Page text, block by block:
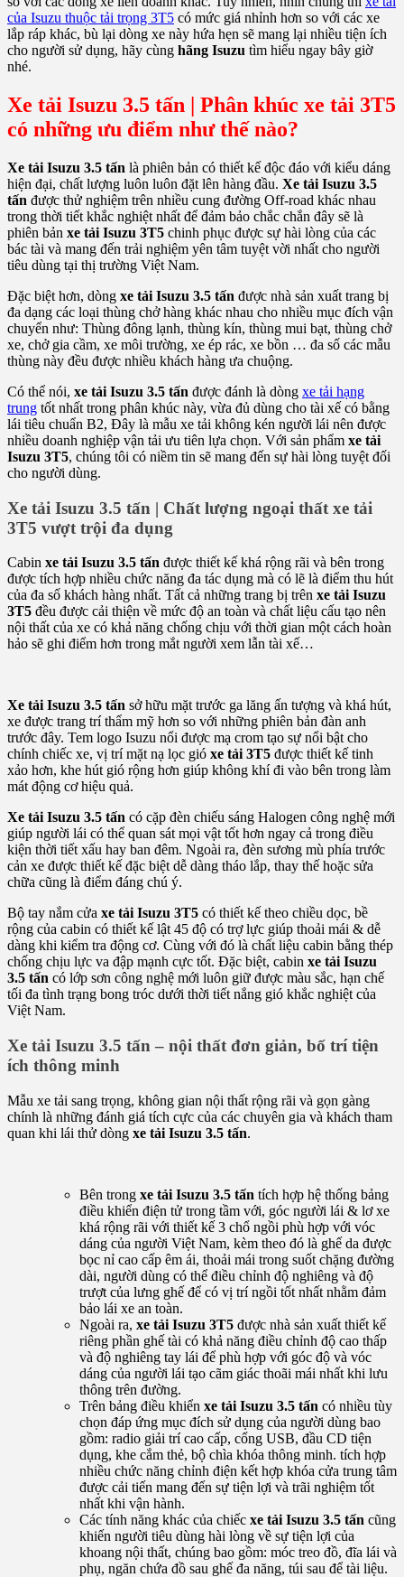
của Isuzu thuộc tải trọng 3T5 có mức giá nhỉnh hơn so với các xe
lắp ráp khác, bù lại dòng xe này hứa hẹn sẽ mang lại nhiều tiện ích
cho người sử dụng, hãy cùng hãng Isuzu tìm hiểu ngay bây giờ
nhé.
Xe tải Isuzu 3.5 tấn | Phân khúc xe tải 3T5
có những ưu điểm như thế nào?
Xe tải Isuzu 3.5 tấn là phiên bản có thiết kế độc đáo với kiểu dáng
hiện đại, chất lượng luôn luôn đặt lên hàng đầu. Xe tải Isuzu 3.5
tấn được thử nghiệm trên nhiều cung đường Off-road khác nhau
trong thời tiết khắc nghiệt nhất để đảm bảo chắc chắn đây sẽ là
phiên bản xe tải Isuzu 3T5 chinh phục được sự hài lòng của các
bác tài và mang đến trải nghiệm yên tâm tuyệt vời nhất cho người
tiêu dùng tại thị trường Việt Nam.
Đặc biệt hơn, dòng xe tải Isuzu 3.5 tấn được nhà sản xuất trang bị
đa dạng các loại thùng chở hàng khác nhau cho nhiều mục đích vận
chuyển như: Thùng đông lạnh, thùng kín, thùng mui bạt, thùng chở
xe, chở gia cầm, xe môi trường, xe ép rác, xe bồn … đa số các mẫu
thùng này đều được nhiều khách hàng ưa chuộng.
Có thể nói, xe tải Isuzu 3.5 tấn được đánh là dòng xe tải hạng
trung tốt nhất trong phân khúc này, vừa đủ dùng cho tài xế có bằng
lái tiêu chuẩn B2, Đây là mẫu xe tải không kén người lái nên được
nhiều doanh nghiệp vận tải ưu tiên lựa chọn. Với sản phẩm xe tải
Isuzu 3T5, chúng tôi có niềm tin sẽ mang đến sự hài lòng tuyệt đối
cho người dùng.
Xe tải Isuzu 3.5 tấn | Chất lượng ngoại thất xe tải
3T5 vượt trội đa dụng
Cabin xe tải Isuzu 3.5 tấn được thiết kế khá rộng rãi và bên trong
được tích hợp nhiều chức năng đa tác dụng mà có lẽ là điểm thu hút
của đa số khách hàng nhất. Tất cả những trang bị trên xe tải Isuzu
3T5 đều được cải thiện về mức độ an toàn và chất liệu cấu tạo nên
nội thất của xe có khả năng chống chịu với thời gian một cách hoàn
hảo sẽ ghi điểm hơn trong mắt người xem lẫn tài xế…
Xe tải Isuzu 3.5 tấn sở hữu mặt trước ga lăng ấn tượng và khá hút,
xe được trang trí thẩm mỹ hơn so với những phiên bản đàn anh
trước đây. Tem logo Isuzu nổi được mạ crom tạo sự nổi bật cho
chính chiếc xe, vị trí mặt nạ lọc gió xe tải 3T5 được thiết kế tinh
xảo hơn, khe hút gió rộng hơn giúp không khí đi vào bên trong làm
mát động cơ hiệu quả.
Xe tải Isuzu 3.5 tấn có cặp đèn chiếu sáng Halogen công nghệ mới
giúp người lái có thể quan sát mọi vật tốt hơn ngay cả trong điều
kiện thời tiết xấu hay ban đêm. Ngoài ra, đèn sương mù phía trước
cản xe được thiết kế đặc biệt dễ dàng tháo lắp, thay thế hoặc sửa
chữa cũng là điểm đáng chú ý.
Bộ tay nắm cửa xe tải Isuzu 3T5 có thiết kế theo chiều dọc, bề
rộng của cabin có thiết kế lật 45 độ có trợ lực giúp thoải mái & dễ
dàng khi kiểm tra động cơ. Cùng với đó là chất liệu cabin bằng thép
chống chịu lực va đập mạnh cực tốt. Đặc biệt, cabin xe tải Isuzu
3.5 tấn có lớp sơn công nghệ mới luôn giữ được màu sắc, hạn chế
tối đa tình trạng bong tróc dưới thời tiết nắng gió khắc nghiệt của
Việt Nam.
Xe tải Isuzu 3.5 tấn – nội thất đơn giản, bố trí tiện
ích thông minh
Mẫu xe tải sang trọng, không gian nội thất rộng rãi và gọn gàng
chính là những đánh giá tích cực của các chuyên gia và khách tham
quan khi lái thử dòng xe tải Isuzu 3.5 tấn.
Bên trong xe tải Isuzu 3.5 tấn tích hợp hệ thống bảng
điều khiển điện tử trong tầm với, góc người lái & lơ xe
khá rộng rãi với thiết kế 3 chổ ngồi phù hợp với vóc
dáng của người Việt Nam, kèm theo đó là ghế da được
bọc nỉ cao cấp êm ái, thoải mái trong suốt chặng đường
dài, người dùng có thể điều chỉnh độ nghiêng và độ
trượt của lưng ghế để có vị trí ngồi tốt nhất nhằm đảm
bảo lái xe an toàn.
Ngoài ra, xe tải Isuzu 3T5 được nhà sản xuất thiết kế
riêng phần ghế tài có khả năng điều chỉnh độ cao thấp
và độ nghiêng tay lái để phù hợp với góc độ và vóc
dáng của người lái tạo cãm giác thoãi mái nhất khi lưu
thông trên đường.
Trên bảng điều khiển xe tải Isuzu 3.5 tấn có nhiều tùy
chọn đáp ứng mục đích sử dụng của người dùng bao
gồm: radio giải trí cao cấp, cổng USB, đầu CD tiện
dụng, khe cắm thẻ, bộ chìa khóa thông minh. tích hợp
nhiều chức năng chỉnh điện kết hợp khóa cửa trung tâm
được cải tiến mang đến sự tiện lợi và trãi nghiệm tốt
nhất khi vận hành.
Các tính năng khác của chiếc xe tải Isuzu 3.5 tấn cũng
khiến người tiêu dùng hài lòng về sự tiện lợi của
khoang nội thất, chúng bao gồm: móc treo đồ, đĩa lái và
phụ, ngăn chứa đồ sau ghế đa năng, túi sau để tài liệu.